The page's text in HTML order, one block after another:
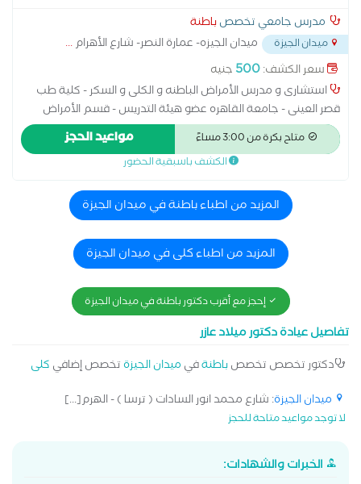
مدرس جامعي تخصصباطنة
ميدان الجيزة ميدان الجيزه- عمارة النصر- شارع الأهرام
...
سعر الكشف:500 جنيه
استشارى و مدرس الأمراض الباطنه و الكلى و السكر - كلية طب
قصر العينى - جامعة القاهره عضو هيئة التدريس - قسم الأمراض
الباطنه - كلية طب قصر العينى - جامعة القاهره دكتوراه الأمراض
الباطنه و الكلى عضو الجمعيه المصريه للأمراض الباطنه و السكر عضو
الجمعيه المصريه لأمراض و زراعة الكلى عضو الجمعيه الاوروبيه
متاح بكرة من 3:00 مساءً مواعيد الحجز
الكشف باسبقية الحضور
المزيد من اطباء باطنة في ميدان الجيزة
المزيد من اطباء كلى في ميدان الجيزة
إحجز مع أقرب دكتور باطنة في ميدان الجيزة
تفاصيل عيادة دكتور ميلاد عازر
دكتور تخصص تخصصباطنةفي ميدان الجيزة تخصص إضافي كلى
ميدان الجيزة: شارع محمد انور السادات ( ترسا ) - الهرم[...]
لا توجد مواعيد متاحة للحجز
الخبرات والشهادات: